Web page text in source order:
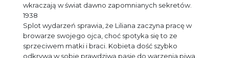
wkraczają w świat dawno zapomnianych sekretów.
1938
Splot wydarzeń sprawia, że Liliana zaczyna pracę w
browarze swojego ojca, choć spotyka się to ze
sprzeciwem matki i braci. Kobieta dość szybko
odkrywa w sobie prawdziwą pasję do warzenia piwa,